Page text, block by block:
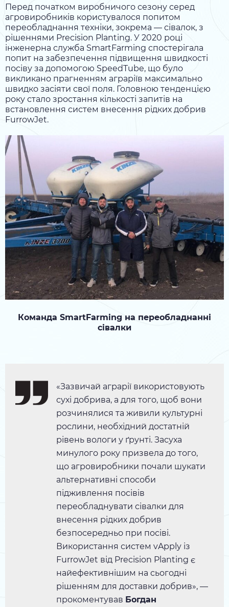
Перед початком виробничого сезону серед
агровиробників користувалося попитом
переобладнання техніки, зокрема — сівалок, з
рішеннями Precision Planting. У 2020 році
інженерна служба SmartFarming спостерігала
попит на забезпечення підвищення швидкості
посіву за допомогою SpeedTube, що було
викликано прагненням аграріїв максимально
швидко засіяти свої поля. Головною тенденцією
року стало зростання кількості запитів на
встановлення систем внесення рідких добрив
FurrowJet.
Команда SmartFarming на переобладнанні
сівалки
«Зазвичай аграрії використовують
сухі добрива, а для того, щоб вони
розчинялися та живили культурні
рослини, необхідний достатній
рівень вологи у ґрунті. Засуха
минулого року призвела до того,
що агровиробники почали шукати
альтернативні способи
підживлення посівів
переобладнувати сівалки для
внесення рідких добрив
безпосередньо при посіві.
Використання систем vApply із
FurrowJet від Precision Planting є
найефективнішим на сьогодні
рішенням для доставки добрив», —
прокоментував Богдан